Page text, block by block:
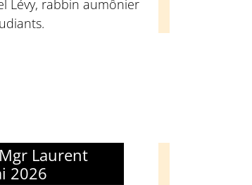
Lévy, rabbin aumônier
Laurent
2026